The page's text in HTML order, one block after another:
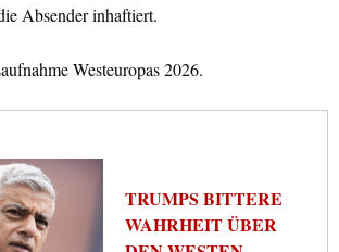
Absender inhaftiert.
Westeuropas 2026.
TRUMPS BITTERE
WAHRHEIT ÜBER